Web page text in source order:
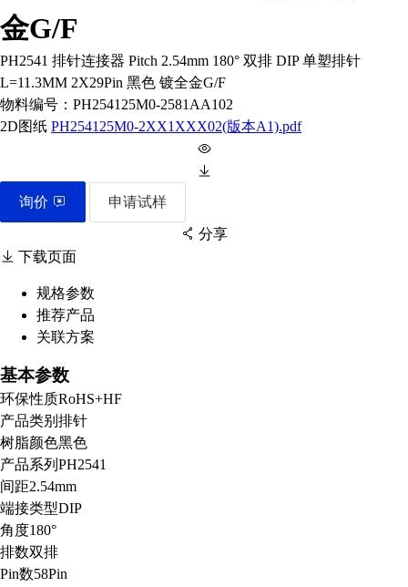
金G/F
PH2541 排针连接器 Pitch 2.54mm 180° 双排 DIP 单塑排针
L=11.3MM 2X29Pin 黑色 镀全金G/F
物料编号： PH254125M0-2581AA102
2D图纸 PH254125M0-2XX1XXX02(版本A1).pdf
询价 申请试样
分享
下载页面
规格参数
推荐产品
关联方案
基本参数
环保性质RoHS+HF
产品类别 排针
树脂颜色黑色
产品系列 PH2541
间距2.54mm
端接类型DIP
角度180°
排数双排
Pin数58Pin